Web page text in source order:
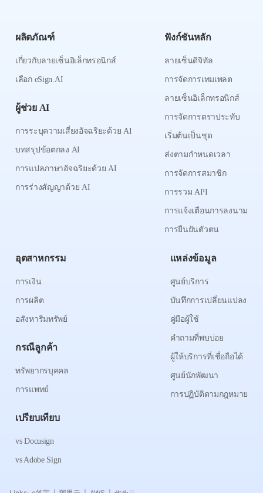
ผลิตภัณฑ์
เกี่ยวกับลายเซ็นอิเล็กทรอนิกส์
เลือก eSign.AI
ผู้ช่วย AI
การระบุความเสี่ยงอัจฉริยะด้วย AI
บทสรุปข้อตกลง AI
การแปลภาษาอัจฉริยะด้วย AI
การร่างสัญญาด้วย AI
ฟังก์ชันหลัก
ลายเซ็นดิจิทัล
การจัดการเทมเพลต
ลายเซ็นอิเล็กทรอนิกส์
การจัดการตราประทับ
เริ่มต้นเป็นชุด
ส่งตามกำหนดเวลา
การจัดการสมาชิก
การรวม API
การแจ้งเตือนการลงนาม
การยืนยันตัวตน
อุตสาหกรรม
การเงิน
การผลิต
อสังหาริมทรัพย์
กรณีลูกค้า
ทรัพยากรบุคคล
การแพทย์
เปรียบเทียบ
vs Docusign
vs Adobe Sign
แหล่งข้อมูล
ศูนย์บริการ
บันทึกการเปลี่ยนแปลง
คู่มือผู้ใช้
คำถามที่พบบ่อย
ผู้ให้บริการที่เชื่อถือได้
ศูนย์นักพัฒนา
การปฏิบัติตามกฎหมาย